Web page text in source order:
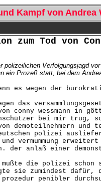
Kampf von Andrea
zum Tod von
Verfolgungsjagd
Prozeß statt, bei dem
es wegen der
das
conny wessmann in
bei mir trug,
demoteilnehmern und
polizei
vermummung
der anlaß einer
die polizei schon
sie zumindest dafür,
penibler